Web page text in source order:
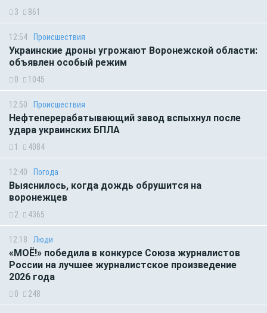
3 861
12:54 Происшествия
Украинские дроны угрожают Воронежской области:
объявлен особый режим
0 1045
12:50 Происшествия
Нефтеперерабатывающий завод вспыхнул после
удара украинских БПЛА
1 4084
12:40 Погода
Выяснилось, когда дождь обрушится на
воронежцев
2 4365
12:18 Люди
«МОЁ!» победила в конкурсе Союза журналистов
России на лучшее журналистское произведение
2026 года
0 248